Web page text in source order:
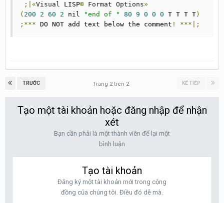
;|«Visual LISP© Format Options»
( 200 2 60 2 nil "end of " 80 9 0 0 0 T T T T)
;*** DO NOT add text below the comment ! ***|;
TRƯỚC KẾ TIẾP
Trang 2 trên 2
Tạo một tài khoản hoặc đăng nhập để nhận
xét
Bạn cần phải là một thành viên để lại một
bình luận
Tạo tài khoản
Đăng ký một tài khoản mới trong cộng
đồng của chúng tôi. Điều đó dễ mà.